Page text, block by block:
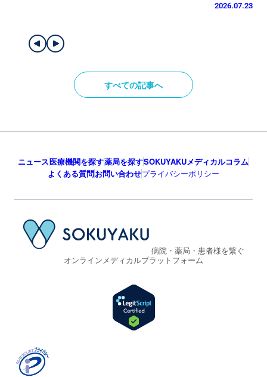
2026.07.23
すべての記事へ
ニュース医療機関を探す薬局を探すSOKUYAKUメディカルコラム
よくある質問お問い合わせプライバシーポリシー
病院・薬局・患者様を繋ぐ
オンラインメディカルプラットフォーム